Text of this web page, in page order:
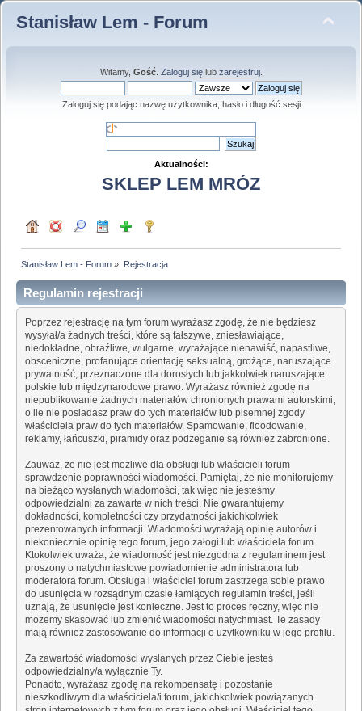
Stanisław Lem - Forum
Witamy, Gość. Zaloguj sięlub zarejestruj.
Zaloguj się podając nazwę użytkownika, hasło i długość sesji
Aktualności:
SKLEP LEM MRÓZ
Stanisław Lem - Forum » Rejestracja
Regulamin rejestracji
Poprzez rejestrację na tym forum wyrażasz zgodę, że nie będziesz
wysyłał/a żadnych treści, które są fałszywe, zniesławiające,
niedokładne, obraźliwe, wulgarne, wyrażające nienawiść, napastliwe,
obsceniczne, profanujące orientację seksualną, grożące, naruszające
prywatność, przeznaczone dla dorosłych lub jakkolwiek naruszające
polskie lub międzynarodowe prawo. Wyrażasz również zgodę na
niepublikowanie żadnych materiałów chronionych prawami autorskimi,
o ile nie posiadasz praw do tych materiałów lub pisemnej zgody
właściciela praw do tych materiałów. Spamowanie, floodowanie,
reklamy, łańcuszki, piramidy oraz podżeganie są również zabronione.
Zauważ, że nie jest możliwe dla obsługi lub właścicieli forum
sprawdzenie poprawności wiadomości. Pamiętaj, że nie monitorujemy
na bieżąco wysłanych wiadomości, tak więc nie jesteśmy
odpowiedzialni za zawarte w nich treści. Nie gwarantujemy
dokładności, kompletności czy przydatności jakichkolwiek
prezentowanych informacji. Wiadomości wyrażają opinię autorów i
niekoniecznie opinię tego forum, jego załogi lub właściciela forum.
Ktokolwiek uważa, że wiadomość jest niezgodna z regulaminem jest
proszony o natychmiastowe powiadomienie administratora lub
moderatora forum. Obsługa i właściciel forum zastrzega sobie prawo
do usunięcia w rozsądnym czasie łamiących regulamin treści, jeśli
uznają, że usunięcie jest konieczne. Jest to proces ręczny, więc nie
możemy skasować lub zmienić wiadomości natychmiast. Te zasady
mają również zastosowanie do informacji o użytkowniku w jego profilu.
Za zawartość wiadomości wysłanych przez Ciebie jesteś
odpowiedzialny/a wyłącznie Ty.
Ponadto, wyrażasz zgodę na rekompensatę i pozostanie
nieszkodliwym dla właściciela/i forum, jakichkolwiek powiązanych